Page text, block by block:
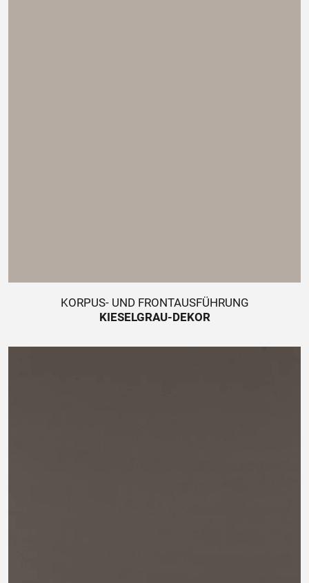
KORPUS- UND FRONTAUSFÜHRUNG
KIESELGRAU-DEKOR